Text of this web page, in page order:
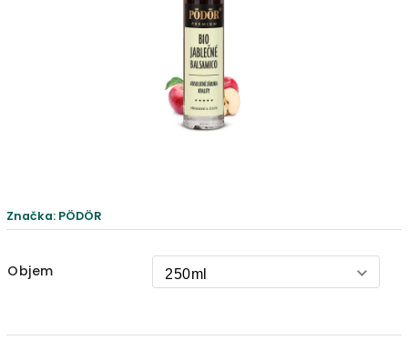
Značka: PÖDÖR
Objem